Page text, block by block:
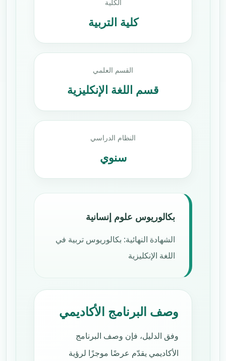
الكلية
كلية التربية
القسم العلمي
قسم اللغة الإنكليزية
النظام الدراسي
سنوي
بكالوريوس علوم إنسانية
الشهادة النهائية: بكالوريوس تربية في
اللغة الإنكليزية
وصف البرنامج الأكاديمي
وفق الدليل، فإن وصف البرنامج
الأكاديمي يقدّم عرضًا موجزًا لرؤية